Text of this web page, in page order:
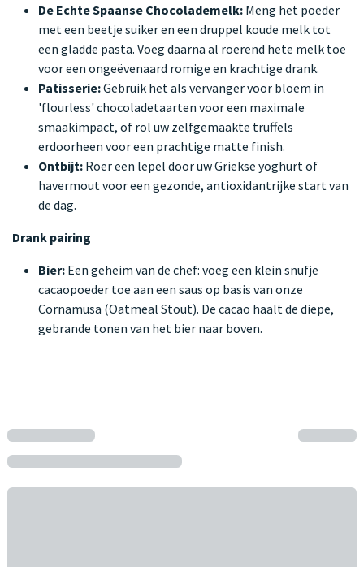
De Echte Spaanse Chocolademelk: Meng het poeder
met een beetje suiker en een druppel koude melk tot
een gladde pasta. Voeg daarna al roerend hete melk toe
voor een ongeëvenaard romige en krachtige drank.
Patisserie:Gebruik het als vervanger voor bloem in
'flourless' chocoladetaarten voor een maximale
smaakimpact, of rol uw zelfgemaakte truffels
erdoorheen voor een prachtige matte finish.
Ontbijt: Roer een lepel door uw Griekse yoghurt of
havermout voor een gezonde, antioxidantrijke start van
de dag.
Drank pairing
Bier: Een geheim van de chef: voeg een klein snufje
cacaopoeder toe aan een saus op basis van onze
Cornamusa (Oatmeal Stout). De cacao haalt de diepe,
gebrande tonen van het bier naar boven.